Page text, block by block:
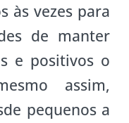
às vezes para
de manter
e positivos o
assim,
pequenos a